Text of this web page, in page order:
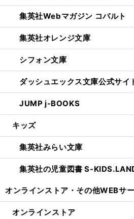
集英社Webマガジン コバルト
集英社オレンジ文庫
シフォン文庫
ダッシュエックス文庫公式サイ
JUMP j-BOOKS
キッズ
集英社みらい文庫
集英社の児童図書 S-
オンラインストア・ その他WEBサ
オンラインストア